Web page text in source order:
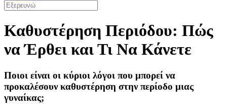
Καθυστέρηση Περιόδου: Πώς
να Έρθει και Τι Να Κάνετε
Ποιοι είναι οι κύριοι λόγοι που μπορεί να
προκαλέσουν καθυστέρηση στην περίοδο μιας
γυναίκας;